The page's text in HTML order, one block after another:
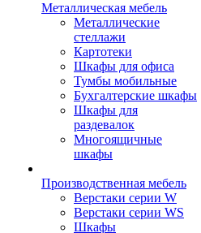
Металлическая мебель
Металлические
стеллажи
Картотеки
Шкафы для офиса
Тумбы мобильные
Бухгалтерские шкафы
Шкафы для
раздевалок
Многоящичные
шкафы
Производственная мебель
Верстаки серии W
Верстаки серии WS
Шкафы